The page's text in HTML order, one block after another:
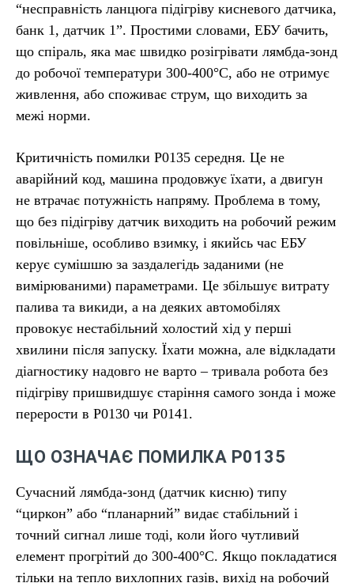
“несправність ланцюга підігріву кисневого датчика,
банк 1, датчик 1”. Простими словами, ЕБУ бачить,
що спіраль, яка має швидко розігрівати лямбда-зонд
до робочої температури 300-400°C, або не отримує
живлення, або споживає струм, що виходить за
межі норми.
Критичність помилки P0135 середня. Це не
аварійний код, машина продовжує їхати, а двигун
не втрачає потужність напряму. Проблема в тому,
що без підігріву датчик виходить на робочий режим
повільніше, особливо взимку, і якийсь час ЕБУ
керує сумішшю за заздалегідь заданими (не
вимірюваними) параметрами. Це збільшує витрату
палива та викиди, а на деяких автомобілях
провокує нестабільний холостий хід у перші
хвилини після запуску. Їхати можна, але відкладати
діагностику надовго не варто – тривала робота без
підігріву пришвидшує старіння самого зонда і може
перерости в P0130 чи P0141.
ЩО ОЗНАЧАЄ ПОМИЛКА P0135
Сучасний лямбда-зонд (датчик кисню) типу
“циркон” або “планарний” видає стабільний і
точний сигнал лише тоді, коли його чутливий
елемент прогрітий до 300-400°C. Якщо покладатися
тільки на тепло вихлопних газів, вихід на робочий